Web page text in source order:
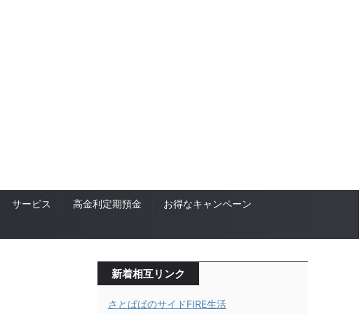
サービス 高金利定期預金
お得なキャンペーン
新着相互リンク
さとぱぱのサイドFIRE生活